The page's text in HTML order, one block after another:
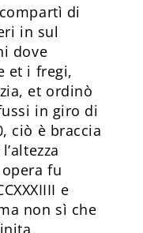
di
in sul
dove
et i fregi,
et ordinò
in giro di
ciò è braccia
fu
e
non sì che